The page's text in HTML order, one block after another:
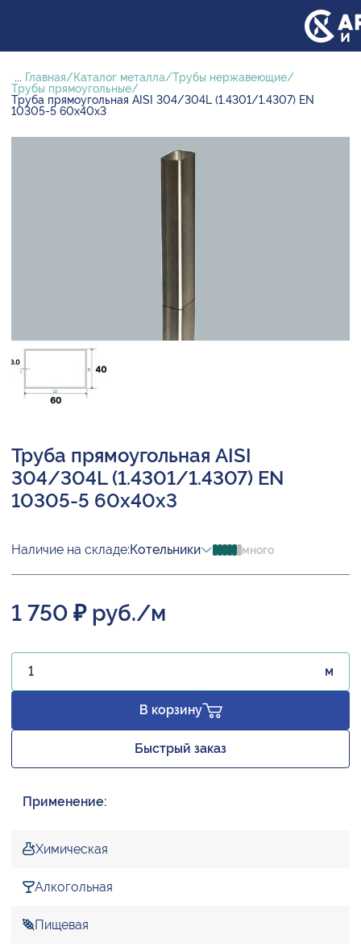
... Главная Каталог металла
Трубы нержавеющие
Трубы прямоугольные
Труба прямоугольная AISI 304/304L (1.4301/1.4307) EN
10305-5 60х40х3
Труба прямоугольная AISI
304/304L (1.4301/1.4307) EN
10305-5 60х40х3
Наличие на складе:Котельники много
1 750 ₽ руб./м
м
В корзину
Быстрый заказ
Применение:
Химическая
Алкогольная
Пищевая